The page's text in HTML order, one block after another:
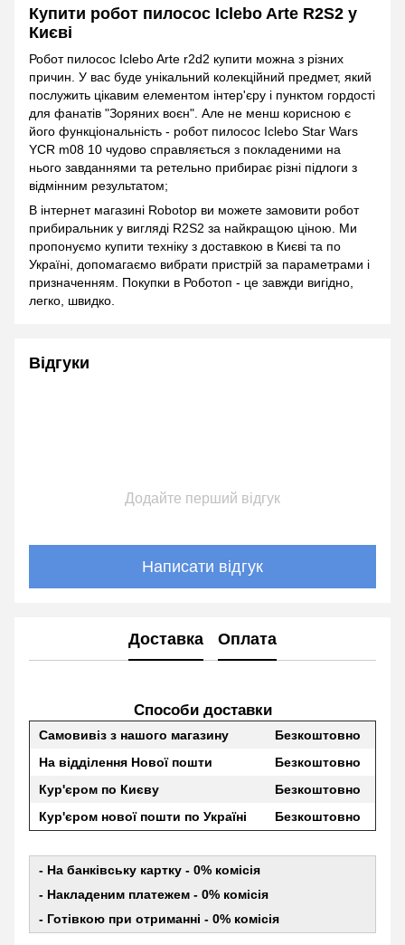
Купити робот пилосос Iclebo Arte R2S2 у
Києві
Робот пилосос Iclebo Arte r2d2 купити можна з різних
причин. У вас буде унікальний колекційний предмет, який
послужить цікавим елементом інтер'єру і пунктом гордості
для фанатів "Зоряних воєн". Але не менш корисною є
його функціональність - робот пилосос Iclebo Star Wars
YCR m08 10 чудово справляється з покладеними на
нього завданнями та ретельно прибирає різні підлоги з
відмінним результатом;
В інтернет магазині Robotop ви можете замовити робот
прибиральник у вигляді R2S2 за найкращою ціною. Ми
пропонуємо купити техніку з доставкою в Києві та по
Україні, допомагаємо вибрати пристрій за параметрами і
призначенням. Покупки в Роботоп - це завжди вигідно,
легко, швидко.
Відгуки
Додайте перший відгук
Написати відгук
Доставка Оплата
Способи доставки
Самовивіз з нашого магазину
Безкоштовно
На відділення Нової пошти
Безкоштовно
Кур'єром по Києву
Безкоштовно
Кур'єром нової пошти по Україні
Безкоштовно
- На банківську картку - 0% комісія
- Накладеним платежем - 0% комісія
- Готівкою при отриманні - 0% комісія